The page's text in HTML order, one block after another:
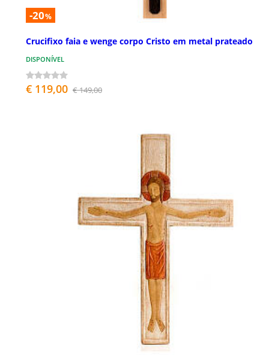
-20%
Crucifixo faia e wenge corpo Cristo em metal prateado
DISPONÍVEL
€ 119,00 € 149,00